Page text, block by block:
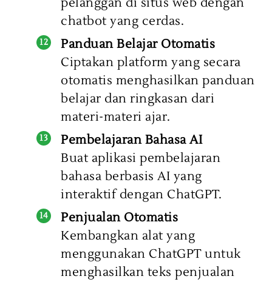
chatbot yang cerdas.
Panduan Belajar Otomatis
Ciptakan platform yang secara
otomatis menghasilkan panduan
belajar dan ringkasan dari
materi-materi ajar.
Pembelajaran Bahasa AI
Buat aplikasi pembelajaran
bahasa berbasis AI yang
interaktif dengan ChatGPT.
Penjualan Otomatis
Kembangkan alat yang
menggunakan ChatGPT untuk
menghasilkan teks penjualan